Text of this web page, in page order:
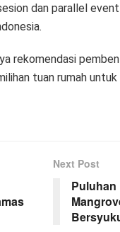
dan parallel
rekomendasi
tuan rumah
Next Post
Puluhan